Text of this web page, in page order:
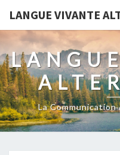
LANGUE VIVANTE
La Communication